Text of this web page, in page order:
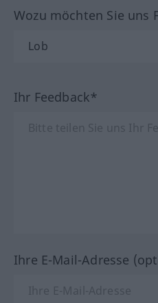
Wozu möchten Sie uns
Ihr Feedback*
Ihre E-Mail-Adresse